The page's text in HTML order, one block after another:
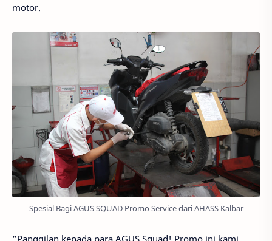
motor.
Spesial Bagi AGUS SQUAD Promo Service dari AHASS Kalbar
“Panggilan kepada para AGUS Squad! Promo ini kami